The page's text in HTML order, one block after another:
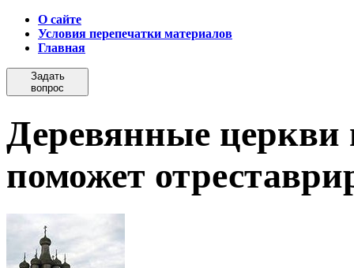
О сайте
Условия перепечатки материалов
Главная
Задать
вопрос
Деревянные церкви
поможет